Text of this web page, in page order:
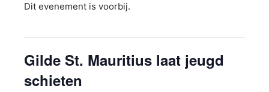
Dit evenement is voorbij.
Gilde St. Mauritius laat jeugd
schieten